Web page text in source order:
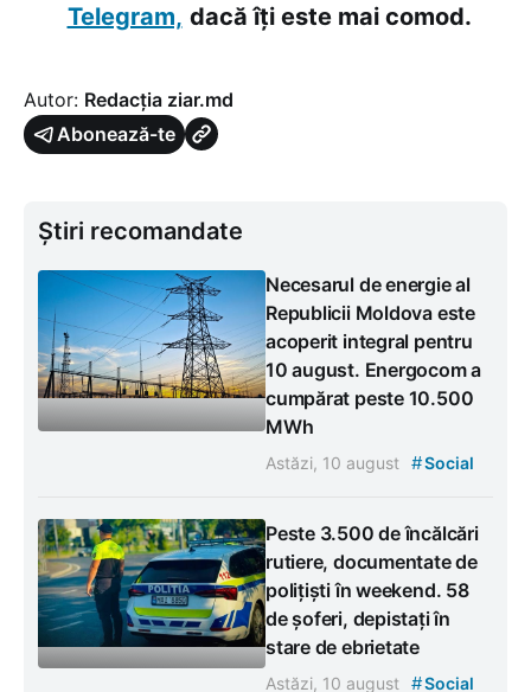
Telegram, dacă îți este mai comod.
Autor: Redacția ziar.md
Abonează-te
Știri recomandate
Necesarul de energie al
Republicii Moldova este
acoperit integral pentru
10 august. Energocom a
cumpărat peste 10.500
MWh
Astăzi, 10 august #Social
Peste 3.500 de încălcări
rutiere, documentate de
polițiști în weekend. 58
de șoferi, depistați în
stare de ebrietate
Astăzi, 10 august #Social